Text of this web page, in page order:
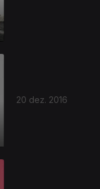
20 dez. 2016